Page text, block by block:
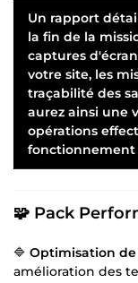
Un rapport
la fin de la
captures
votre site, les
traçabilité des
aurez ainsi une
opérations
fonctionnement
🧩 Pack
🔷 Optimisation
amélioration des